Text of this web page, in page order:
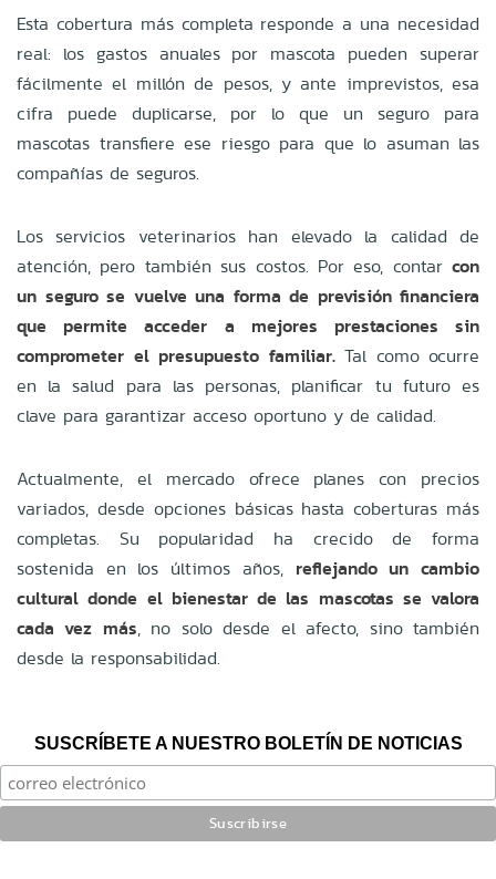
Esta cobertura más completa responde a una necesidad
real: los gastos anuales por mascota pueden superar
fácilmente el millón de pesos, y ante imprevistos, esa
cifra puede duplicarse, por lo que un seguro para
mascotas transfiere ese riesgo para que lo asuman las
compañías de seguros.
Los servicios veterinarios han elevado la calidad de
atención, pero también sus costos. Por eso, contar con
un seguro se vuelve una forma de previsión financiera
que permite acceder a mejores prestaciones sin
comprometer el presupuesto familiar. Tal como ocurre
en la salud para las personas, planificar tu futuro es
clave para garantizar acceso oportuno y de calidad.
Actualmente, el mercado ofrece planes con precios
variados, desde opciones básicas hasta coberturas más
completas. Su popularidad ha crecido de forma
sostenida en los últimos años, reflejando un cambio
cultural donde el bienestar de las mascotas se valora
cada vez más, no solo desde el afecto, sino también
desde la responsabilidad.
SUSCRÍBETE A NUESTRO BOLETÍN DE NOTICIAS